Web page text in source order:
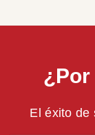
¿Por
El éxito de